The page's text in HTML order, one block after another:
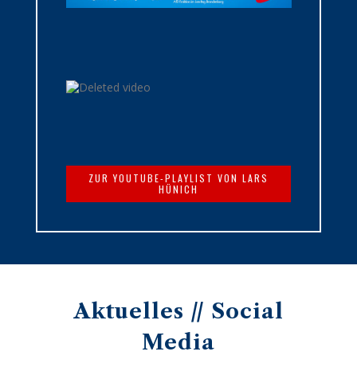
ZUR YOUTUBE-PLAYLIST VON LARS
HÜNICH
Aktuelles // Social
Media